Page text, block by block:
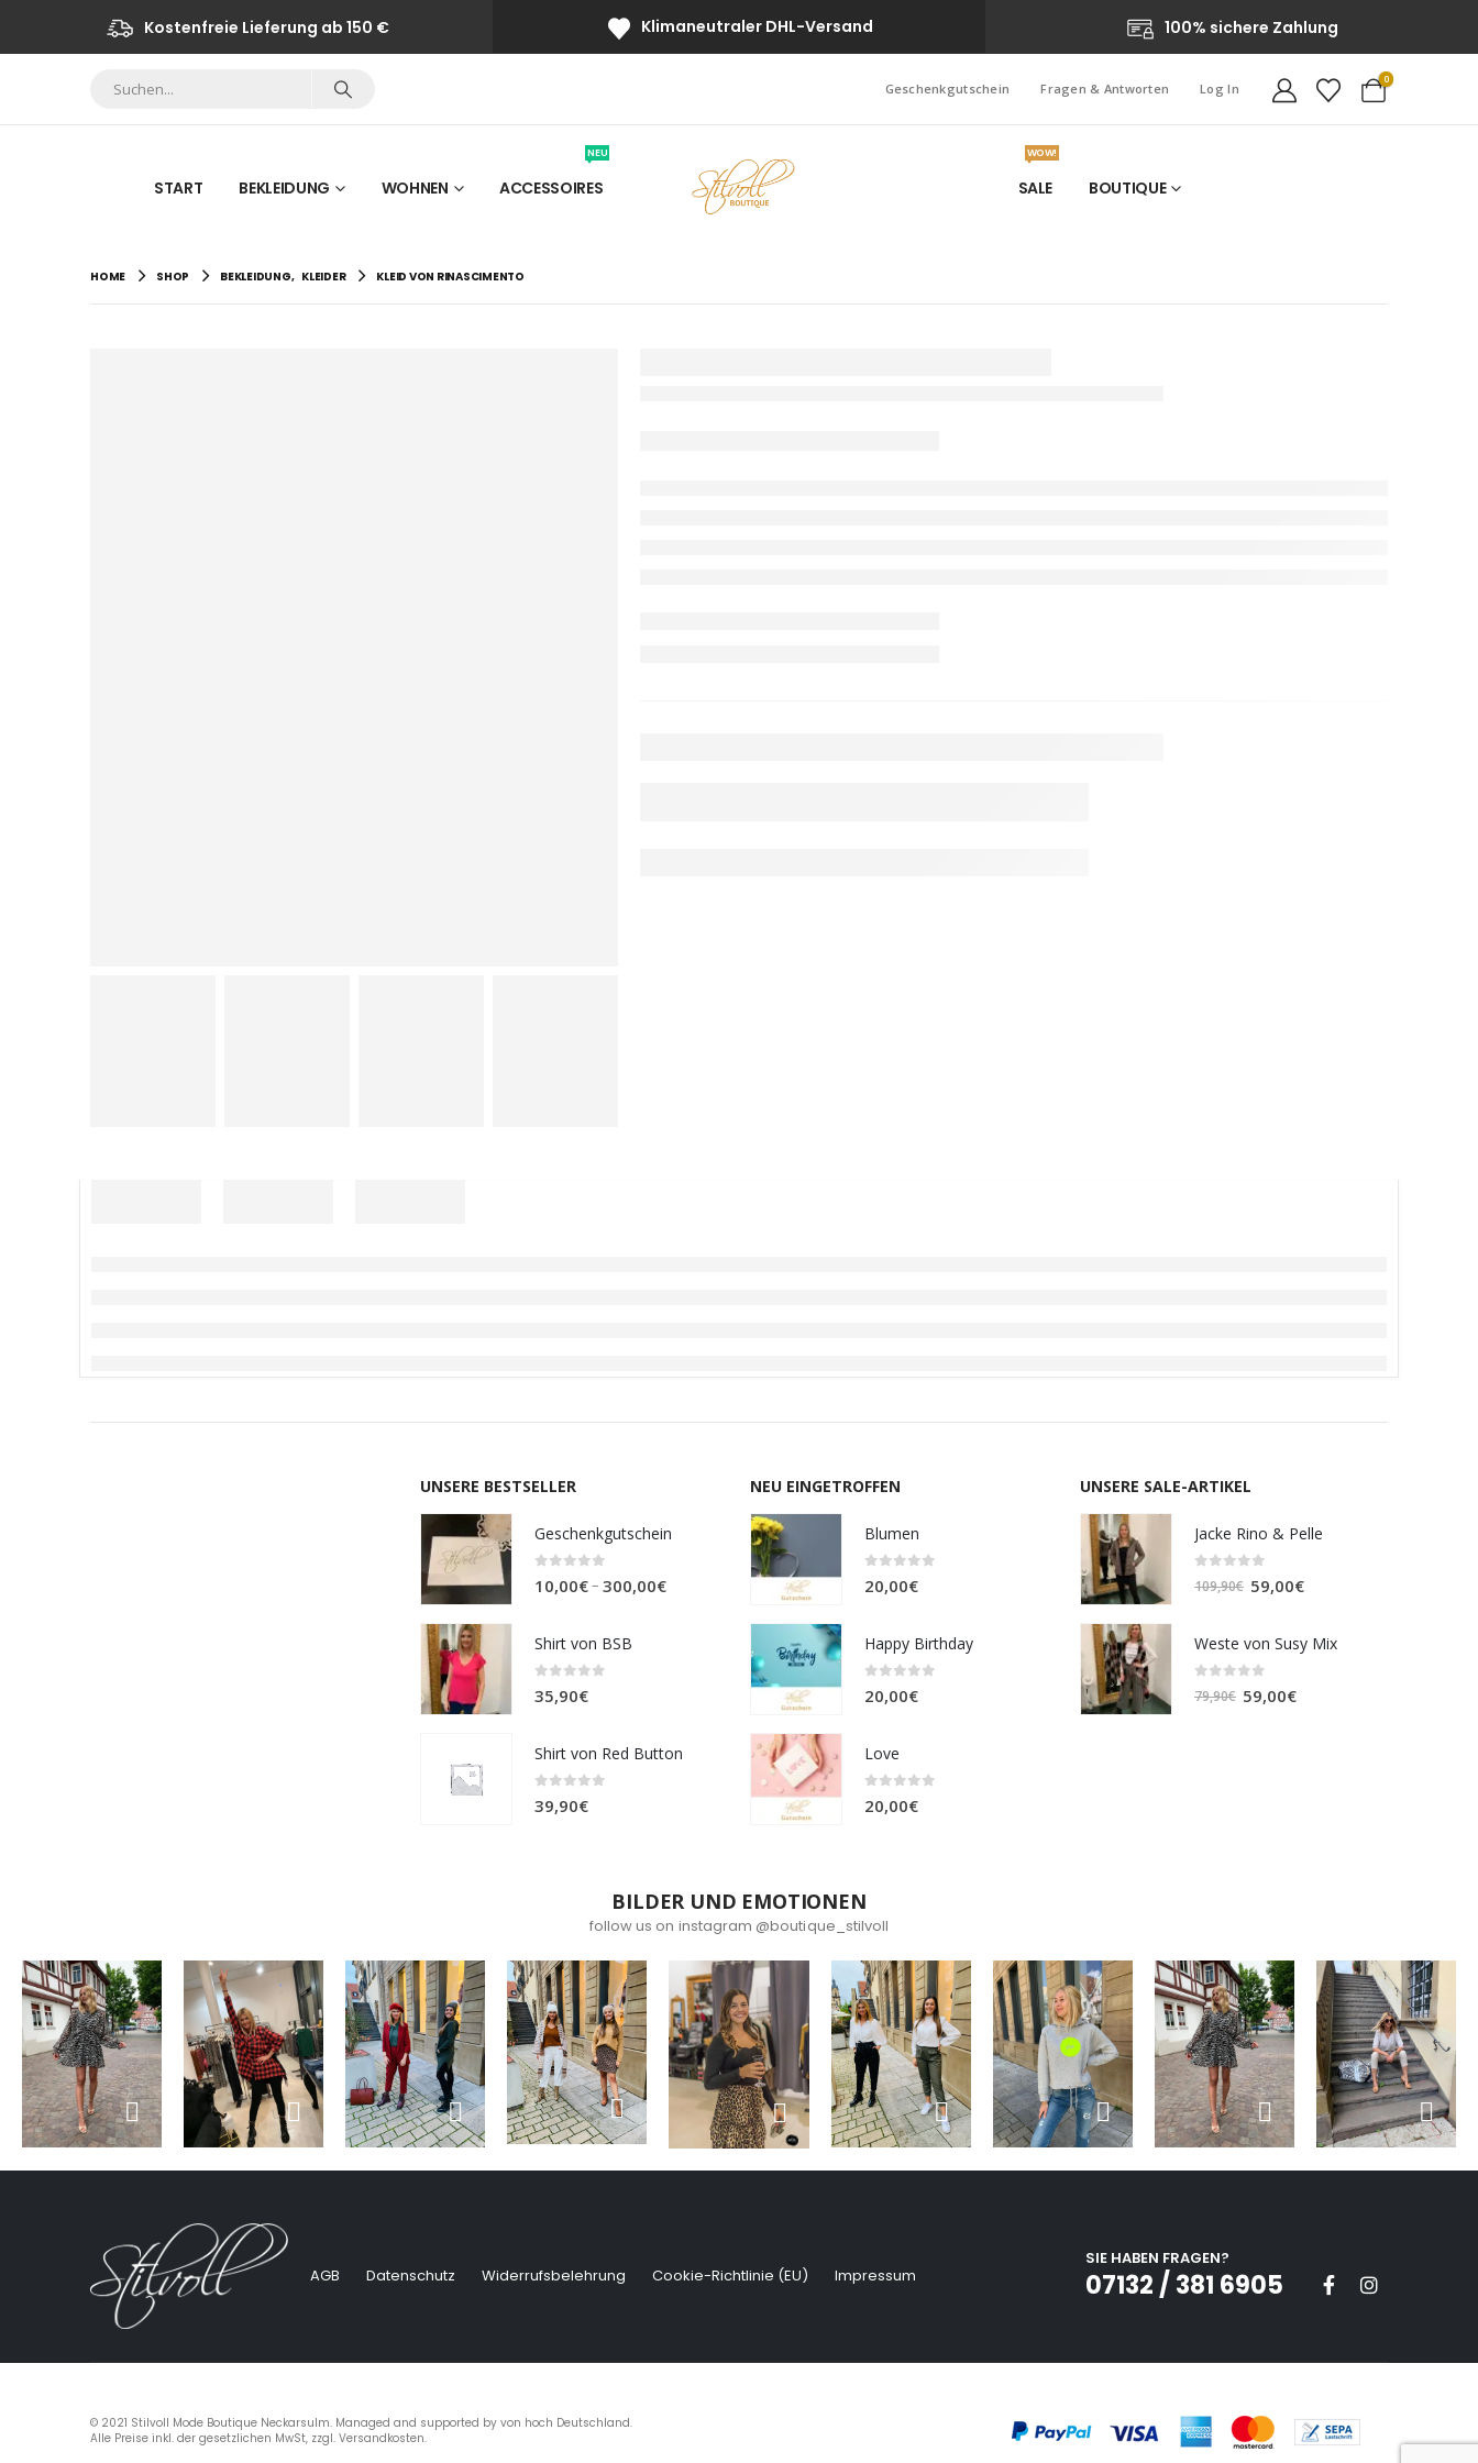
Kostenfreie Lieferung ab 150 € Klimaneutraler DHL-Versand 100% sichere Zahlung
Geschenkgutschein Fragen & Antworten Log In
0
START BEKLEIDUNG WOHNEN ACCESSOIRES
NEU
SALE
WOW!
BOUTIQUE
HOME SHOP BEKLEIDUNG, KLEIDER KLEID VON RINASCIMENTO
UNSERE BESTSELLER
Geschenkgutschein
10,00€– 300,00€Preisspanne:
Shirt von BSB
35,90€
Shirt von Red Button
39,90€
NEU EINGETROFFEN
Blumen
20,00€
Happy Birthday
20,00€
Love
20,00€
UNSERE SALE-ARTIKEL
Jacke Rino & Pelle
109,90€ Ursprünglicher
109,90€
59,00€Aktueller
59,00€.
Weste von Susy Mix
79,90€ Ursprünglicher
59,00€Aktueller
BILDER UND EMOTIONEN
follow us on instagram @boutique_stilvoll
AGB Datenschutz Widerrufsbelehrung Cookie-Richtlinie (EU) Impressum
SIE HABEN FRAGEN?
07132 / 381 6905
© 2021 Stilvoll Mode Boutique Neckarsulm. Managed and supported by von hoch Deutschland.
Alle Preise inkl. der gesetzlichen MwSt, zzgl. Versandkosten.